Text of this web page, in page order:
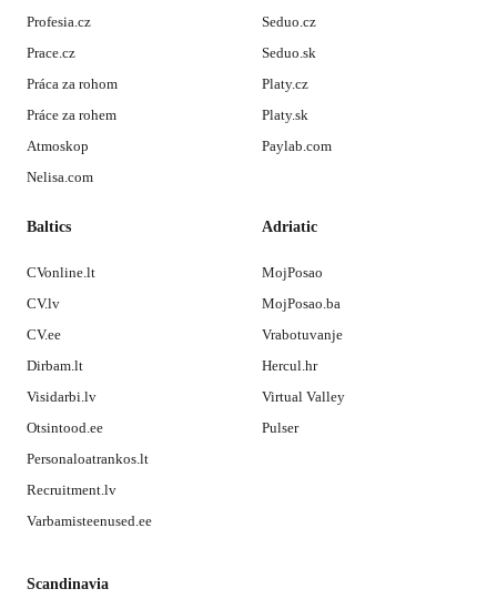
Profesia.cz
Prace.cz
Práca za rohom
Práce za rohem
Atmoskop
Nelisa.com
Seduo.cz
Seduo.sk
Platy.cz
Platy.sk
Paylab.com
Baltics
CVonline.lt
CV.lv
CV.ee
Dirbam.lt
Visidarbi.lv
Otsintood.ee
Personaloatrankos.lt
Recruitment.lv
Varbamisteenused.ee
Adriatic
MojPosao
MojPosao.ba
Vrabotuvanje
Hercul.hr
Virtual Valley
Pulser
Scandinavia